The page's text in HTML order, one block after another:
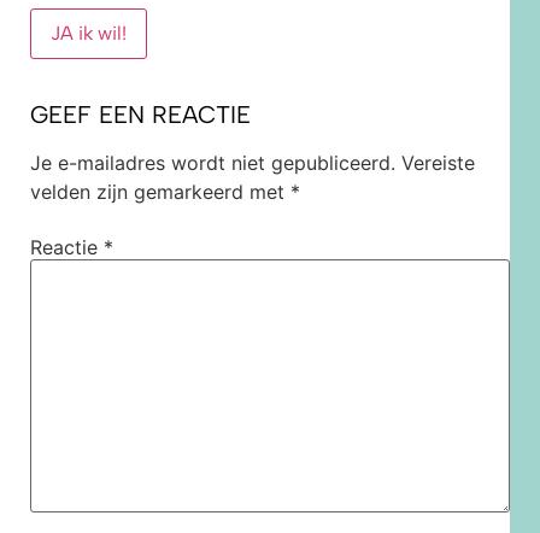
JA ik wil!
GEEF EEN REACTIE
Je e-mailadres wordt niet gepubliceerd. Vereiste
velden zijn gemarkeerd met *
Reactie *